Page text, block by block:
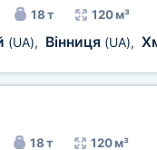
18 т 120 м³
(UA), Вінниця (UA),
18 т 120 м³